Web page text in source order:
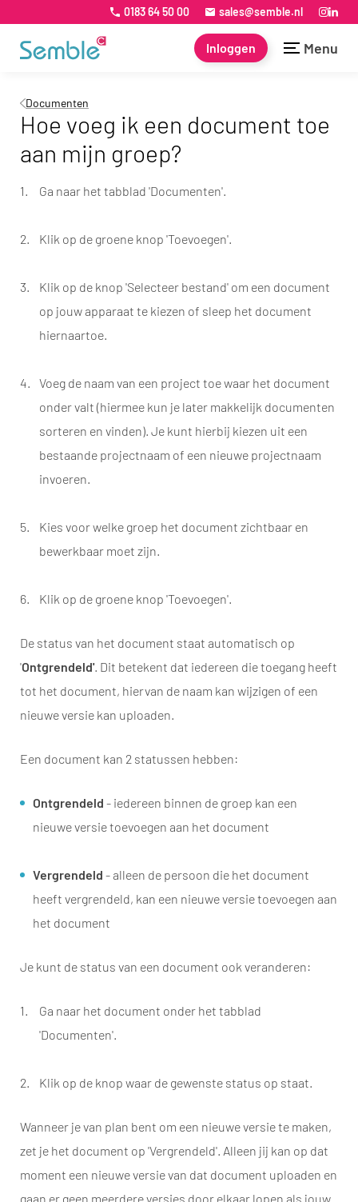
0183 64 50 00 sales@semble.nl
Inloggen Menu
Documenten
Hoe voeg ik een document toe
aan mijn groep?
Ga naar het tabblad 'Documenten'.
Klik op de groene knop 'Toevoegen'.
Klik op de knop 'Selecteer bestand' om een document
op jouw apparaat te kiezen of sleep het document
hiernaartoe.
Voeg de naam van een project toe waar het document
onder valt (hiermee kun je later makkelijk documenten
sorteren en vinden). Je kunt hierbij kiezen uit een
bestaande projectnaam of een nieuwe projectnaam
invoeren.
Kies voor welke groep het document zichtbaar en
bewerkbaar moet zijn.
Klik op de groene knop 'Toevoegen'.
De status van het document staat automatisch op
'Ontgrendeld'. Dit betekent dat iedereen die toegang heeft
tot het document, hiervan de naam kan wijzigen of een
nieuwe versie kan uploaden.
Een document kan 2 statussen hebben:
Ontgrendeld - iedereen binnen de groep kan een
nieuwe versie toevoegen aan het document
Vergrendeld - alleen de persoon die het document
heeft vergrendeld, kan een nieuwe versie toevoegen aan
het document
Je kunt de status van een document ook veranderen:
Ga naar het document onder het tabblad
'Documenten'.
Klik op de knop waar de gewenste status op staat.
Wanneer je van plan bent om een nieuwe versie te maken,
zet je het document op 'Vergrendeld'. Alleen jij kan op dat
moment een nieuwe versie van dat document uploaden en
gaan er geen meerdere versies door elkaar lopen als jouw